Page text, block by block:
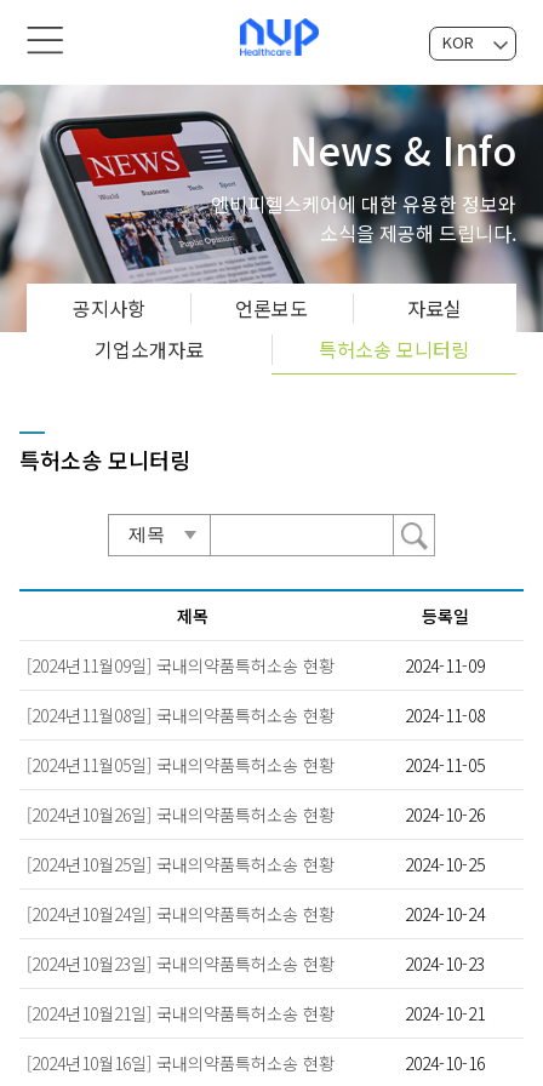
KOR
News & Info
엔비피헬스케어에 대한 유용한 정보와
소식을 제공해 드립니다.
공지사항 언론보도
자료실
기업소개자료
특허소송 모니터링
특허소송 모니터링
제목 등록일
[2024년11월09일] 국내의약품특허소송 현황 2024-11-09
[2024년11월08일] 국내의약품특허소송 현황 2024-11-08
[2024년11월05일] 국내의약품특허소송 현황 2024-11-05
[2024년10월26일] 국내의약품특허소송 현황 2024-10-26
[2024년10월25일] 국내의약품특허소송 현황 2024-10-25
[2024년10월24일] 국내의약품특허소송 현황 2024-10-24
[2024년10월23일] 국내의약품특허소송 현황 2024-10-23
[2024년10월21일] 국내의약품특허소송 현황 2024-10-21
[2024년10월16일] 국내의약품특허소송 현황 2024-10-16